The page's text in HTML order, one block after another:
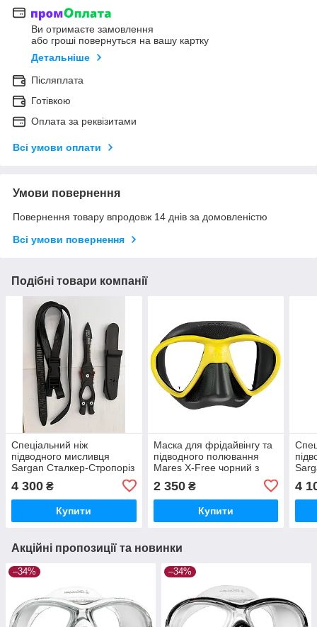
Ви отримаєте замовлення
або гроші повернуться на вашу картку
Детальніше
Післяплата
Готівкою
Оплата за реквізитами
Всі умови оплати
Умови повернення
Повернення товару впродовж 14 днів за домовленістю
Всі умови повернення
Подібні товари компанії
Спеціальний ніж
підводного мисливця
Sargan Сталкер-Стропоріз
покриттям.
4 300 ₴
Купити
Маска для фрідайвінгу та
підводного полювання
Mares X-Free чорний з
жовтим 411060.BXYL BK
2 350₴
Купити
4
Акційні пропозиції та новинки
–34% –34%